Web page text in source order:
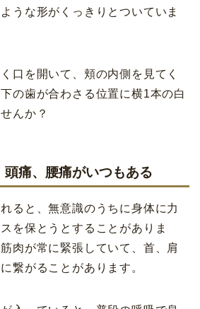
うな形がくっきりとついていま
口を開いて、頬の内側を見てく
の歯が合わさる位置に横1本の白
んか？
痛、腰痛がいつもある
ると、無意識のうちに身体に力
を保とうとすることがありま
肉が常に緊張していて、首、肩
繋がることがあります。